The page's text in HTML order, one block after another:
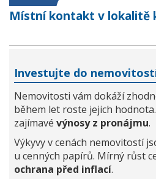
Místní kontakt v lokalitě
Investujte do
Nemovitosti vám dokáží
během let roste jejich
zajímavé výnosy z pronájmu.
Výkyvy v cenách nemovitostí
u cenných papírů. Mírný růst
ochrana před inflací.